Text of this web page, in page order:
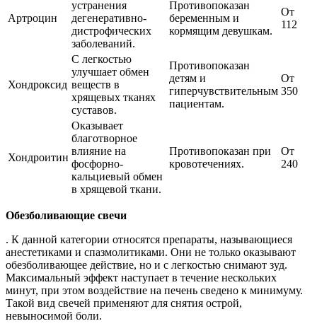
Артроцин
устранения
дегенеративно-
дистрофических
заболеваний.
Противопоказан
беременным и
кормящим девушкам.
От
112
Хондроксид
С легкостью
улучшает обмен
веществ в
хрящевых тканях
суставов.
Противопоказан
детям и
гиперчувствительным
пациентам.
От
350
Хондроитин
Оказывает
благотворное
влияние на
фосфорно-
кальциевый обмен
в хрящевой ткани.
Противопоказан при
кровотечениях.
От
240
Обезболивающие свечи
. К данной категории относятся препараты, называющиеся
анестетиками и спазмолитиками. Они не только оказывают
обезболивающее действие, но и с легкостью снимают зуд.
Максимальный эффект наступает в течение нескольких
минут, при этом воздействие на печень сведено к минимуму.
Такой вид свечей применяют для снятия острой,
невыносимой боли.